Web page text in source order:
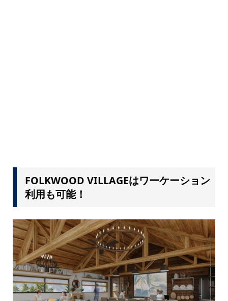
FOLKWOOD VILLAGEはワーケーション
利用も可能！